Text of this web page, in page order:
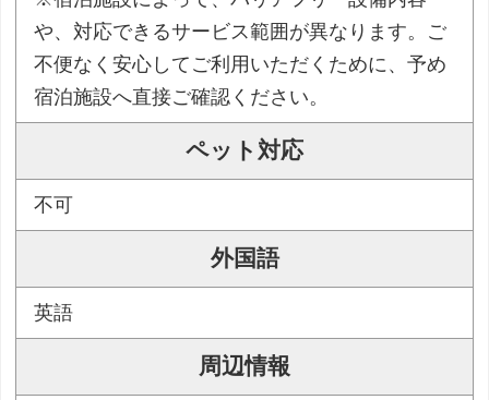
や、対応できるサービス範囲が異なります。ご
不便なく安心してご利用いただくために、予め
宿泊施設へ直接ご確認ください。
ペット対応
不可
外国語
英語
周辺情報